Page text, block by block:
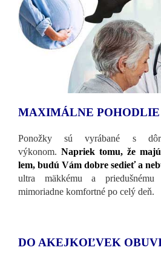
MAXIMÁLNE POHODLIE
Ponožky sú vyrábané s
výkonom. Napriek tomu, že
lem, budú Vám dobre sedieť a
ultra mäkkému a
mimoriadne komfortné po celý deň.
DO AKEJKOĽVEK